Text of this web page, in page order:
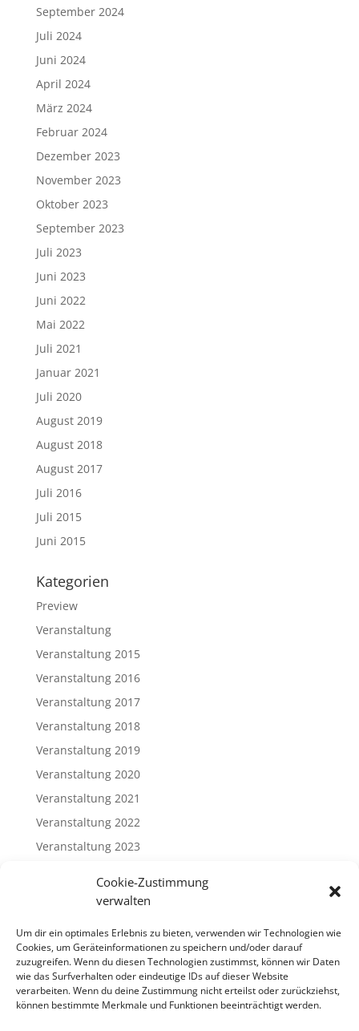
Cookie-Zustimmung
verwalten
Um dir ein optimales Erlebnis zu bieten, verwenden wir Technologien wie
Cookies, um Geräteinformationen zu speichern und/oder darauf
zuzugreifen. Wenn du diesen Technologien zustimmst, können wir Daten
wie das Surfverhalten oder eindeutige IDs auf dieser Website
verarbeiten. Wenn du deine Zustimmung nicht erteilst oder zurückziehst,
können bestimmte Merkmale und Funktionen beeinträchtigt werden.
September 2024
Juli 2024
Juni 2024
April 2024
März 2024
Februar 2024
Dezember 2023
November 2023
Oktober 2023
September 2023
Juli 2023
Juni 2023
Juni 2022
Mai 2022
Juli 2021
Januar 2021
Juli 2020
August 2019
August 2018
August 2017
Juli 2016
Juli 2015
Juni 2015
Kategorien
Preview
Veranstaltung
Veranstaltung 2015
Veranstaltung 2016
Veranstaltung 2017
Veranstaltung 2018
Veranstaltung 2019
Veranstaltung 2020
Veranstaltung 2021
Veranstaltung 2022
Veranstaltung 2023
Veranstaltung 2025
Meta
Anmelden
Eintrags-Feed